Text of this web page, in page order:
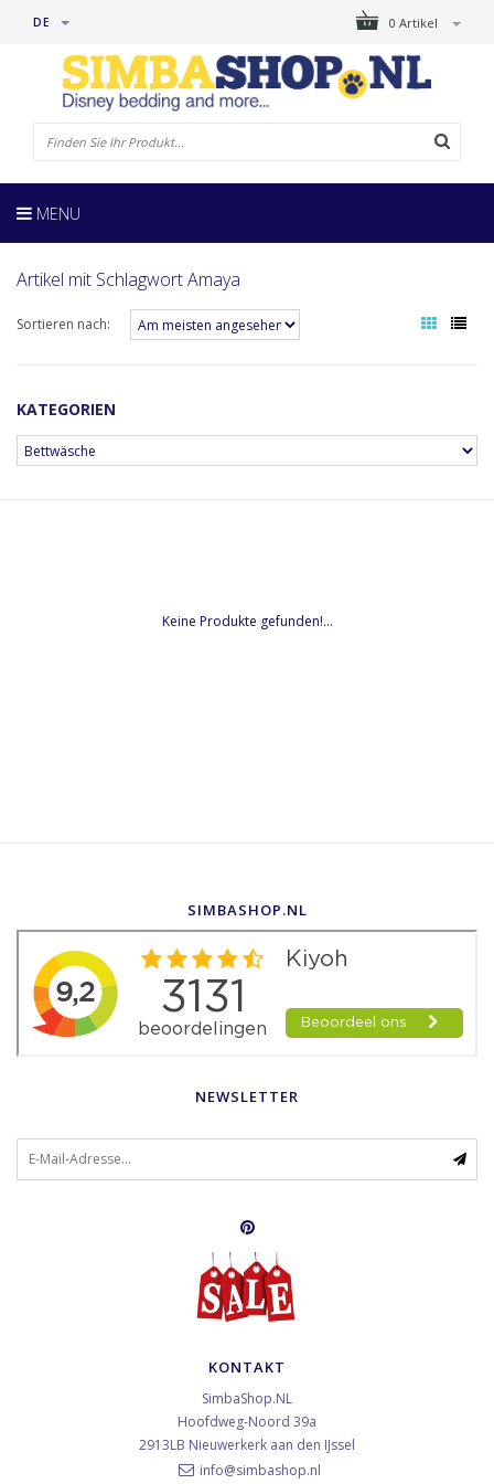
0 Artikel
DE
MENU
Artikel mit Schlagwort Amaya
Sortieren nach:
KATEGORIEN
Keine Produkte gefunden!...
SIMBASHOP.NL
NEWSLETTER
KONTAKT
SimbaShop.NL
Hoofdweg-Noord 39a
2913LB Nieuwerkerk aan den IJssel
info@simbashop.nl